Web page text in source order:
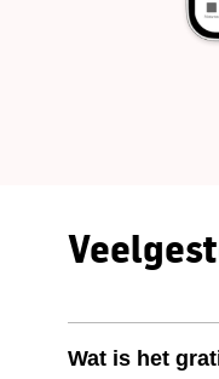
Wat is het